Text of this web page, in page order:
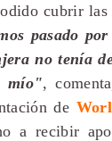
cubrir las
pasado por
no tenía
mío",
de
a recibir